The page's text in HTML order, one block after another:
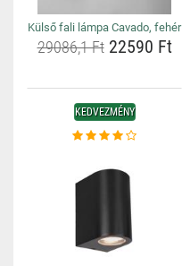
Külső fali lámpa Cavado, fehér
29086,1 Ft22590 Ft
KEDVEZMÉNY